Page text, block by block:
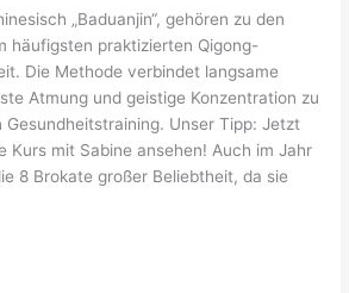
„Baduanjin“, gehören zu den
häufigsten praktizierten Qigong-
Die Methode verbindet langsame
Atmung und geistige Konzentration zu
Unser Tipp: Jetzt
Kurs mit Sabine ansehen! Auch im Jahr
8 Brokate großer Beliebtheit, da sie